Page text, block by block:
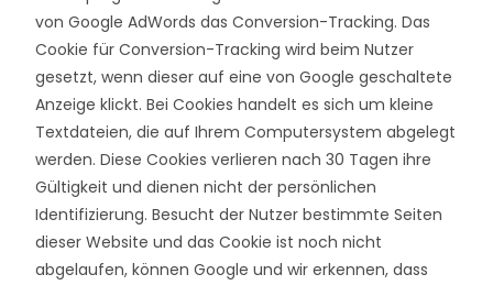
von Google AdWords das Conversion-Tracking. Das
Cookie für Conversion-Tracking wird beim Nutzer
gesetzt, wenn dieser auf eine von Google geschaltete
Anzeige klickt. Bei Cookies handelt es sich um kleine
Textdateien, die auf Ihrem Computersystem abgelegt
werden. Diese Cookies verlieren nach 30 Tagen ihre
Gültigkeit und dienen nicht der persönlichen
Identifizierung. Besucht der Nutzer bestimmte Seiten
dieser Website und das Cookie ist noch nicht
abgelaufen, können Google und wir erkennen, dass